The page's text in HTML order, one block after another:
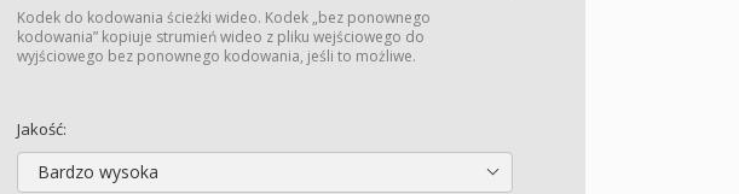
Kodek do kodowania ścieżki wideo. Kodek „bez ponownego
kodowania” kopiuje strumień wideo z pliku wejściowego do
wyjściowego bez ponownego kodowania, jeśli to możliwe.
Jakość:
Bardzo wysoka